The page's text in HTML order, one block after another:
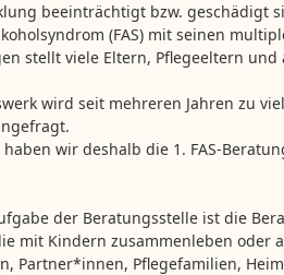
beeinträchtigt bzw. geschädigt
(FAS) mit seinen
stellt viele Eltern, Pflegeeltern
wird seit mehreren Jahren zu
wir deshalb die 1. FAS-
der Beratungsstelle ist die
mit Kindern zusammenleben oder
Partner*innen, Pflegefamilien,